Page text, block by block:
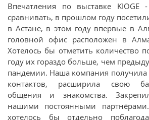
Впечатления по выставке
сравнивать, в прошлом году
в Астане, в этом году впервые в
головной офис расположен в
Хотелось бы отметить количество
году их гораздо больше, чем
пандемии. Наша компания получила
контактов, расширила свою
общения и знакомства.
нашими постоянными
хотелось бы отдельно